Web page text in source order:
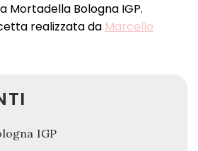
Mortadella Bologna IGP.
realizzata da Marcello
IGP